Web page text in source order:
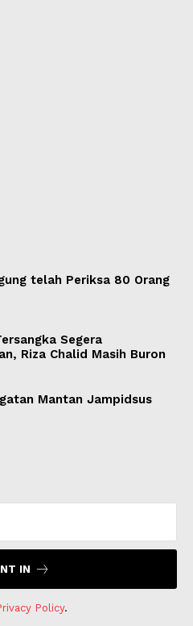
telah Periksa 80 Orang
Segera
Riza Chalid Masih Buron
Mantan Jampidsus
IN
Policy.